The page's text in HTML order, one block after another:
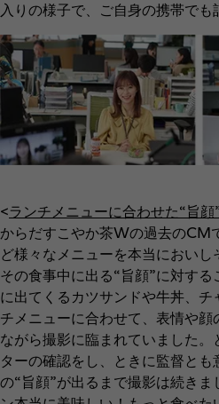
入りの様子で、ご自身の携帯でも
<ランチメニューに合わせた“旨顔
からだすこやか茶Wの過去のCM
ど様々なメニューを本当においし
その食事中に出る“旨顔”に対す
に出てくるカツサンドや牛丼、
チメニューに合わせて、表情や顔
ながら撮影に臨まれていました
ターの確認をし、ときに監督と
の“旨顔”が出るまで撮影は続き